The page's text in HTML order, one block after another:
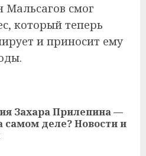
Мальсагов смог
который теперь
и приносит ему
Захара Прилепина —
самом деле? Новости и